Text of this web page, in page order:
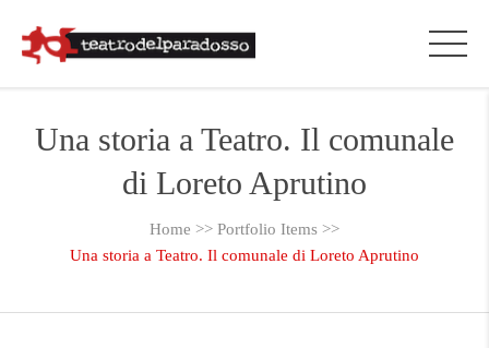
Una storia a Teatro. Il comunale
di Loreto Aprutino
Home >> Portfolio Items >>
Una storia a Teatro. Il comunale di Loreto Aprutino